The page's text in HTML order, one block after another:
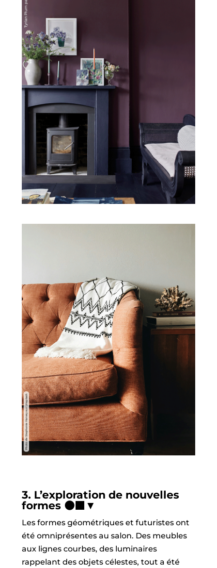
3. L’exploration de nouvelles
formes ⚫️⬛️ ▼
Les formes géométriques et futuristes ont
été omniprésentes au salon. Des meubles
aux lignes courbes, des luminaires
rappelant des objets célestes, tout a été